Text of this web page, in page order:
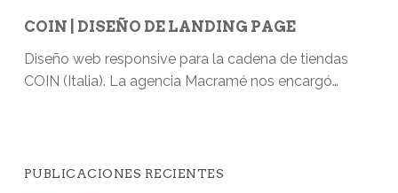
COIN | DISEÑO DE LANDING PAGE
Diseño web responsive para la cadena de tiendas
COIN (Italia). La agencia Macramé nos encargó…
PUBLICACIONES RECIENTES